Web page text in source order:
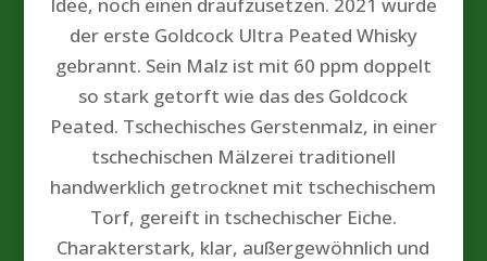
der erste Goldcock Ultra Peated Whisky
gebrannt. Sein Malz ist mit 60 ppm doppelt
so stark getorft wie das des Goldcock
Peated. Tschechisches Gerstenmalz, in einer
tschechischen Mälzerei traditionell
handwerklich getrocknet mit tschechischem
Torf, gereift in tschechischer Eiche.
Charakterstark, klar, außergewöhnlich und